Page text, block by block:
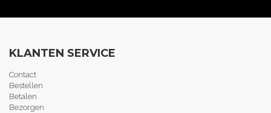
KLANTEN SERVICE
Contact
Bestellen
Betalen
Bezorgen